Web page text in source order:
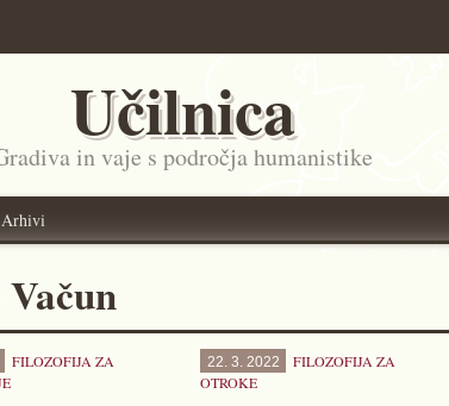
Učilnica
in vaje s področja humanistike
Arhivi
FILOZOFIJA ZA
22. 3. 2022
FILOZOFIJA ZA
OTROKE